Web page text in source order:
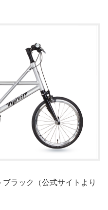
ラック（公式サイトより